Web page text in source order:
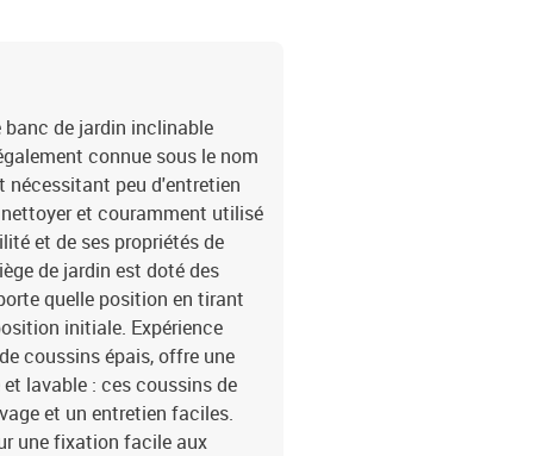
de jardin inclinable
connue sous le nom
nécessitant peu d'entretien
et couramment utilisé
et de ses propriétés de
de jardin est doté des
quelle position en tirant
initiale. Expérience
coussins épais, offre une
lavable : ces coussins de
et un entretien faciles.
une fixation facile aux